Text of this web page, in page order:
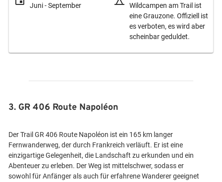
Juni - September
Wildcampen am Trail ist
eine Grauzone. Offiziell ist
es verboten, es wird aber
scheinbar geduldet.
3. GR 406 Route Napoléon
Der Trail GR 406 Route Napoléon ist ein 165 km langer
Fernwanderweg, der durch Frankreich verläuft. Er ist eine
einzigartige Gelegenheit, die Landschaft zu erkunden und ein
Abenteuer zu erleben. Der Weg ist mittelschwer, sodass er
sowohl für Anfänger als auch für erfahrene Wanderer geeignet